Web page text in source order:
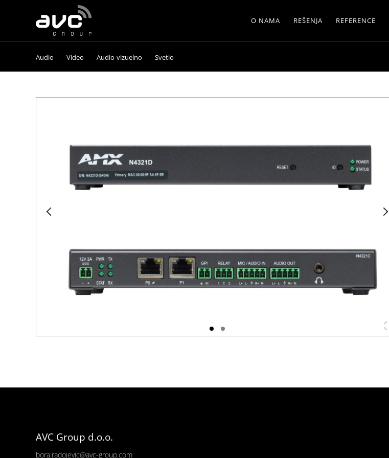
AVC
Group
O NAMA REŠENJA REFERENCE
Audio Video Audio-vizuelno Svetlo
AVC Group d.o.o.
bora.radojevic@avc-group.com